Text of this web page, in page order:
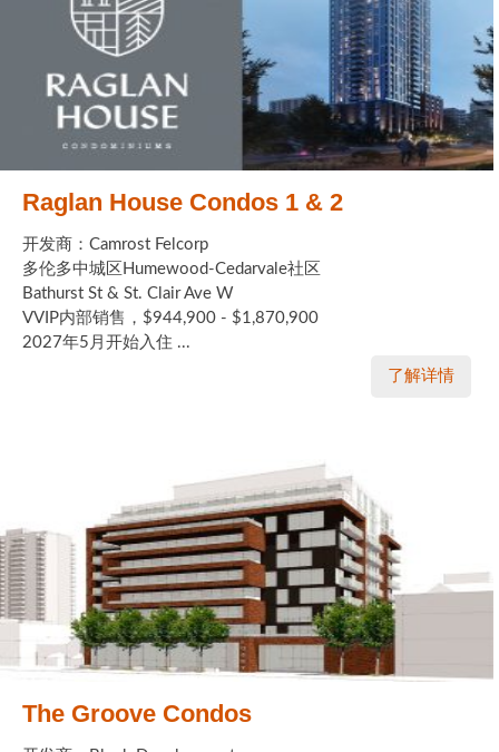
Raglan House Condos 1 & 2
开发商：Camrost Felcorp
多伦多中城区Humewood-Cedarvale社区
Bathurst St & St. Clair Ave W
VVIP内部销售，$944,900 - $1,870,900
2027年5月开始入住 ...
了解详情
The Groove Condos